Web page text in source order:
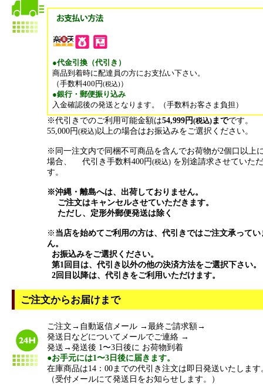
●代金引換（代引き）
商品到着時に配達員の方にお支払い下さい。
（手数料400円(税込)）
●銀行・郵便振り込み
入金確認後の発送となります。（手数料お客さま負担）
※代引きでのご利用可能金額は54,999円(税込) までです。
55,000円(税込)以上の場合はお振込みをご選択ください。
※同一注文内で同梱不可商品を含んでお荷物が2個口以上
場合、 代引き手数料400円(税込) を別途請求させていた
す。
※沖縄・離島へは、出荷しておりません。
ご注文はキャンセルさせていただきます。
ただし、定形外郵便発送は除く
※ 当店を始めてご利用の方は、代引きではご注文承ってい
ん。
お振込みをご選択ください。
第1回目は、代引き以外の他の決済方法をご選択下さい。
2回目以降は、代引きをご利用いただけます。
ご注文からお届けまで
ご注文→自動返信メール →最終ご請求額→
発送日などについてメールでご連絡 →
発送→発送後 1〜3日後に お荷物到着
●お手元には1〜3日後に届きます。
在庫商品は14：00までの代引き注文は即日発送いたします
（受付メールにて発送日をお知らせします。）